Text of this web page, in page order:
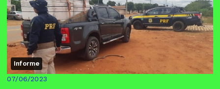
Informe
07/06/2023